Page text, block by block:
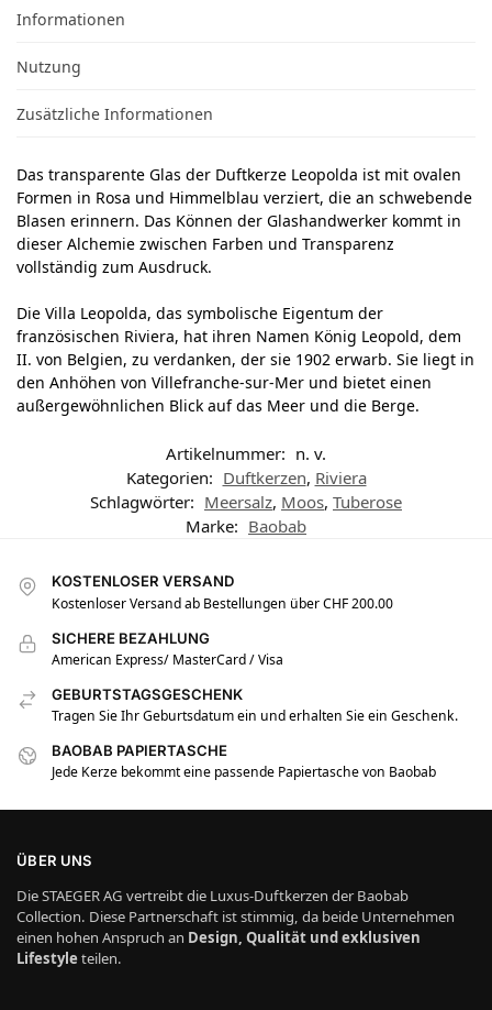
Informationen
Nutzung
Zusätzliche Informationen
Das transparente Glas der Duftkerze Leopolda ist mit ovalen
Formen in Rosa und Himmelblau verziert, die an schwebende
Blasen erinnern. Das Können der Glashandwerker kommt in
dieser Alchemie zwischen Farben und Transparenz
vollständig zum Ausdruck.
Die Villa Leopolda, das symbolische Eigentum der
französischen Riviera, hat ihren Namen König Leopold, dem
II. von Belgien, zu verdanken, der sie 1902 erwarb. Sie liegt in
den Anhöhen von Villefranche-sur-Mer und bietet einen
außergewöhnlichen Blick auf das Meer und die Berge.
Artikelnummer: n. v.
Kategorien: Duftkerzen, Riviera
Schlagwörter: Meersalz, Moos, Tuberose
Marke: Baobab
KOSTENLOSER VERSAND
Kostenloser Versand ab Bestellungen über CHF 200.00
SICHERE BEZAHLUNG
American Express/ MasterCard / Visa
GEBURTSTAGSGESCHENK
Tragen Sie Ihr Geburtsdatum ein und erhalten Sie ein Geschenk.
BAOBAB PAPIERTASCHE
Jede Kerze bekommt eine passende Papiertasche von Baobab
ÜBER UNS
Die STAEGER AG vertreibt die Luxus-Duftkerzen der Baobab
Collection. Diese Partnerschaft ist stimmig, da beide Unternehmen
einen hohen Anspruch an Design, Qualität und exklusiven
Lifestyleteilen.